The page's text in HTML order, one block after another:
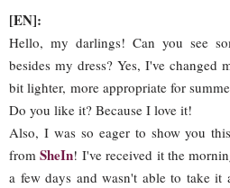
[EN]:
Hello, my darlings! Can you see
besides my dress? Yes, I've
bit lighter, more appropriate for
Do you like it? Because I love it!
Also, I was so eager to show you
fromSheIn! I've received it the
a few days and wasn't able to take it